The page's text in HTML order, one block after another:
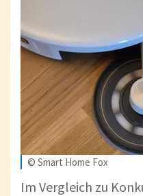
© Smart Home Fox
Im Vergleich zu